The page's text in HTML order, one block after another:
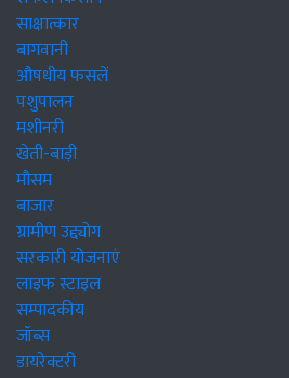
साक्षात्कार
बागवानी
औषधीय फसलें
पशुपालन
मशीनरी
खेती-बाड़ी
मौसम
बाजार
ग्रामीण उद्द्योग
सरकारी योजनाएं
लाइफ स्टाइल
सम्पादकीय
जॉब्स
डायरेक्टरी